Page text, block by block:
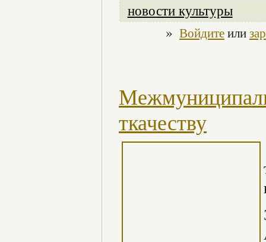
новости культуры
» Войдитеили
ткачеству